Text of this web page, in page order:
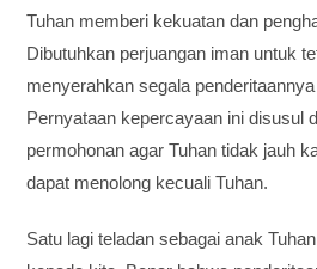
Tuhan memberi kekuatan dan
Dibutuhkan perjuangan iman untuk
menyerahkan segala
Pernyataan kepercayaan ini disusul
permohonan agar Tuhan tidak jauh
dapat menolong kecuali Tuhan.
Satu lagi teladan sebagai anak